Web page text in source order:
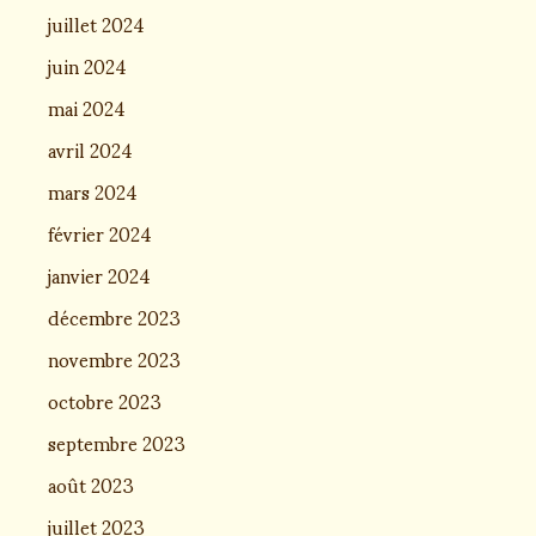
juillet 2024
juin 2024
mai 2024
avril 2024
mars 2024
février 2024
janvier 2024
décembre 2023
novembre 2023
octobre 2023
septembre 2023
août 2023